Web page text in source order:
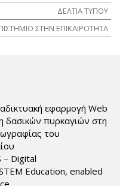
ΔΕΛΤΙΑ ΤΥΠΟΥ
ΣΤΗΝ ΕΠΙΚΑΙΡΟΤΗΤΑ
εφαρμογή Web
δασικών πυρκαγιών στη
του
– Digital
Education, enabled